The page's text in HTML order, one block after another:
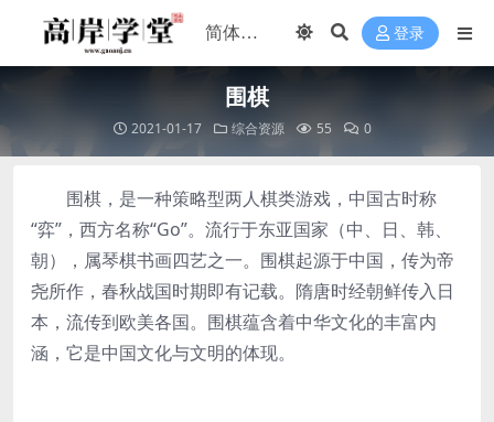
登录
围棋
2021-01-17 综合资源 55 0
围棋，是一种策略型两人棋类游戏，中国古时称
“弈”，西方名称“Go”。流行于东亚国家（中、日、韩、
朝），属琴棋书画四艺之一。围棋起源于中国，传为帝
尧所作，春秋战国时期即有记载。隋唐时经朝鲜传入日
本，流传到欧美各国。围棋蕴含着中华文化的丰富内
涵，它是中国文化与文明的体现。